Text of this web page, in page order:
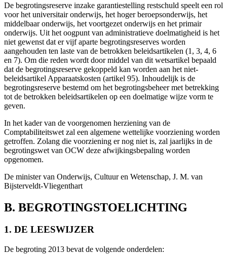
De begrotingsreserve inzake garantiestelling restschuld speelt een rol
voor het universitair onderwijs, het hoger beroepsonderwijs, het
middelbaar onderwijs, het voortgezet onderwijs en het primair
onderwijs. Uit het oogpunt van administratieve doelmatigheid is het
niet gewenst dat er vijf aparte begrotingsreserves worden
aangehouden ten laste van de betrokken beleidsartikelen (1, 3, 4, 6
en 7). Om die reden wordt door middel van dit wetsartikel bepaald
dat de begrotingsreserve gekoppeld kan worden aan het niet-
beleidsartikel Apparaatskosten (artikel 95). Inhoudelijk is de
begrotingsreserve bestemd om het begrotingsbeheer met betrekking
tot de betrokken beleidsartikelen op een doelmatige wijze vorm te
geven.
In het kader van de voorgenomen herziening van de
Comptabiliteitswet zal een algemene wettelijke voorziening worden
getroffen. Zolang die voorziening er nog niet is, zal jaarlijks in de
begrotingswet van OCW deze afwijkingsbepaling worden
opgenomen.
De minister van Onderwijs, Cultuur en Wetenschap, J. M. van
Bijsterveldt-Vliegenthart
B. BEGROTINGSTOELICHTING
1. DE LEESWIJZER
De begroting 2013 bevat de volgende onderdelen: